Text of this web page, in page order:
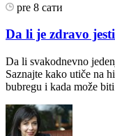
pre 8 сати
Da li je zdravo
Da li svakodnevno
Saznajte kako utiče na
bubregu i kada može